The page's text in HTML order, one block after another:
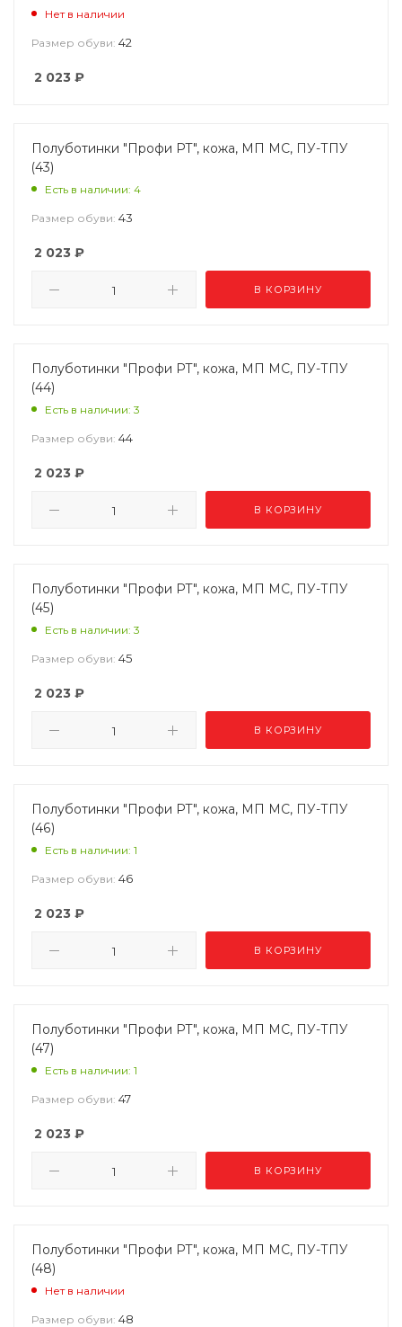
Нет в наличии
Размер обуви: 42
2 023 ₽
Полуботинки "Профи РТ", кожа, МП МС, ПУ-ТПУ
(43)
Есть в наличии: 4
Размер обуви: 43
2 023 ₽
В КОРЗИНУ
Полуботинки "Профи РТ", кожа, МП МС, ПУ-ТПУ
(44)
Есть в наличии: 3
Размер обуви: 44
2 023 ₽
В КОРЗИНУ
Полуботинки "Профи РТ", кожа, МП МС, ПУ-ТПУ
(45)
Есть в наличии: 3
Размер обуви: 45
2 023 ₽
В КОРЗИНУ
Полуботинки "Профи РТ", кожа, МП МС, ПУ-ТПУ
(46)
Есть в наличии: 1
Размер обуви: 46
2 023 ₽
В КОРЗИНУ
Полуботинки "Профи РТ", кожа, МП МС, ПУ-ТПУ
(47)
Есть в наличии: 1
Размер обуви: 47
2 023 ₽
В КОРЗИНУ
Полуботинки "Профи РТ", кожа, МП МС, ПУ-ТПУ
(48)
Нет в наличии
Размер обуви: 48